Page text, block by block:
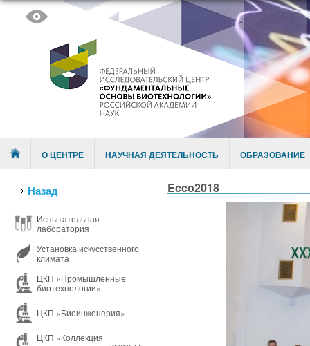
Menu О ЦЕНТРЕ НАУЧНАЯ ДЕЯТЕЛЬНОСТЬ ОБРАЗОВАНИЕ
Назад
Испытательная
лаборатория
Установка искусственного
климата
ЦКП «Промышленные
биотехнологии»
ЦКП «Биоинженерия»
ЦКП «Коллекция
Ecco2018